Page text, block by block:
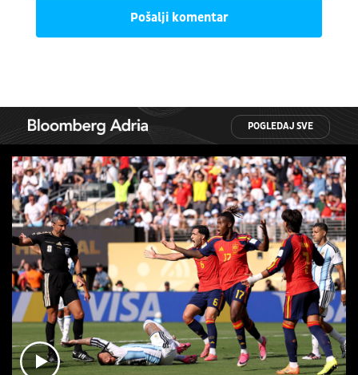
Pošalji komentar
POGLEDAJ SVE